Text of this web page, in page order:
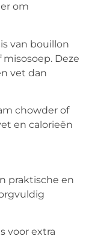
om
van bouillon
Deze
vet dan
chowder of
en calorieën
praktische en
voor extra